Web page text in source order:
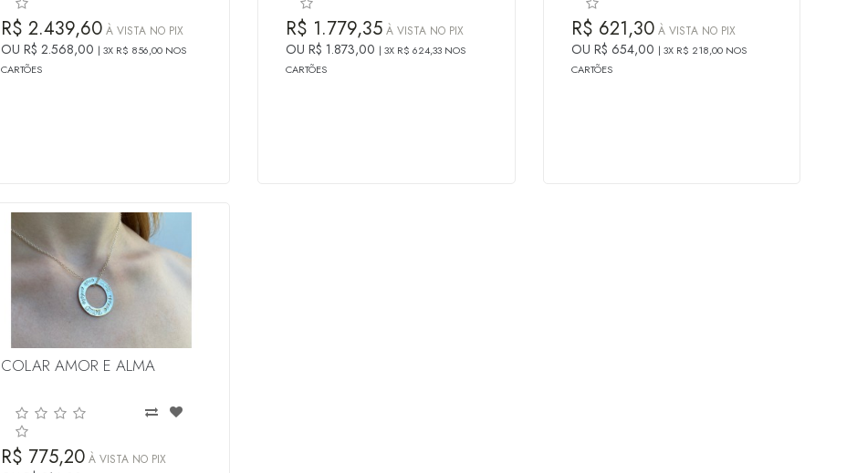
R$ 2.439,60À VISTA NO PIX
OU R$ 2.568,00
3X R$ 856,00 NOS
CARTÕES
R$ 1.779,35 À VISTA NO PIX
OU R$ 1.873,00
3X R$ 624,33 NOS
CARTÕES
R$ 621,30À VISTA NO PIX
OU R$ 654,00
3X R$ 218,00 NOS
CARTÕES
COLAR AMOR E ALMA
R$ 775,20À VISTA NO PIX